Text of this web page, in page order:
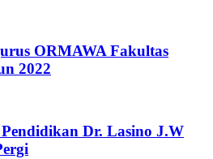
ORMAWA Fakultas
2022
Dr. Lasino J.W